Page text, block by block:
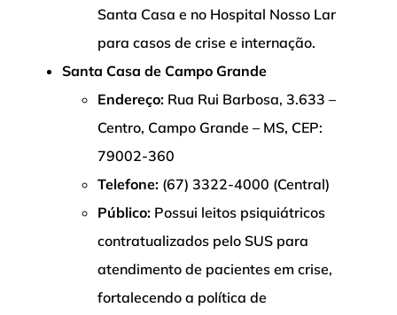
Santa Casa e no Hospital Nosso Lar
para casos de crise e internação.
Santa Casa de Campo Grande
Endereço: Rua Rui Barbosa, 3.633 –
Centro, Campo Grande – MS, CEP:
79002-360
Telefone: (67) 3322-4000 (Central)
Público: Possui leitos psiquiátricos
contratualizados pelo SUS para
atendimento de pacientes em crise,
fortalecendo a política de